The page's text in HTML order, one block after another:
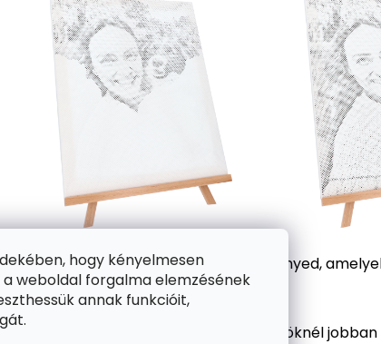
hogy kényelmesen
weboldal forgalma elemzésének
annak funkcióit,
kört fog tartalmazni a festményed,
de előfordulhat, hogy bizonyos köröknél